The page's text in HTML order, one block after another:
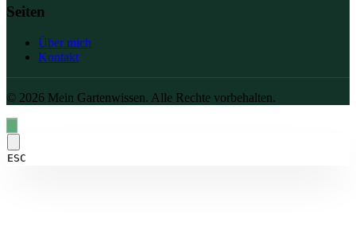
Seiten
Über mich
Kontakt
© 2026 Mein Gartenwissen. Alle Rechte vorbehalten.
ESC